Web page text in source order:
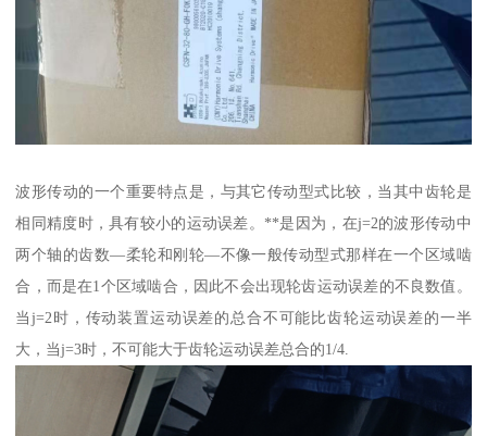
波形传动的一个重要特点是，与其它传动型式比较，当其中齿轮是
相同精度时，具有较小的运动误差。**是因为，在j=2的波形传动中
两个轴的齿数—柔轮和刚轮—不像一般传动型式那样在一个区域啮
合，而是在1个区域啮合，因此不会出现轮齿运动误差的不良数值。
当j=2时，传动装置运动误差的总合不可能比齿轮运动误差的一半
大，当j=3时，不可能大于齿轮运动误差总合的1/4.